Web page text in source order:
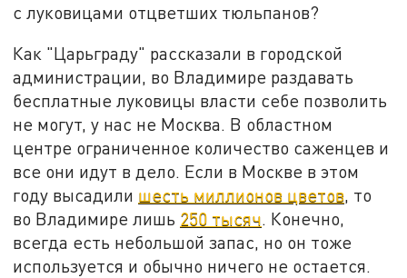
с луковицами отцветших тюльпанов?
Как "Царьграду" рассказали в городской
администрации, во Владимире раздавать
бесплатные луковицы власти себе позволить
не могут, у нас не Москва. В областном
центре ограниченное количество саженцев и
все они идут в дело. Если в Москве в этом
году высадили шесть миллионов цветов, то
во Владимире лишь 250 тысяч. Конечно,
всегда есть небольшой запас, но он тоже
используется и обычно ничего не остается.